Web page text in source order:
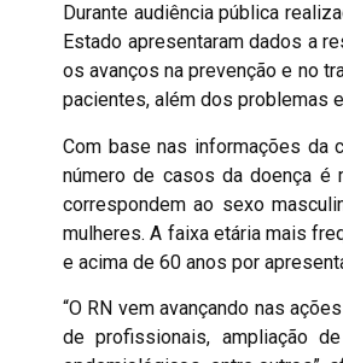
Durante audiência pública
Estado apresentaram dados a
os avanços na prevenção e no
pacientes, além dos problemas
Com base nas informações da
número de casos da doença é
correspondem ao sexo
mulheres. A faixa etária mais
e acima de 60 anos por
“O RN vem avançando nas
de profissionais, ampliação